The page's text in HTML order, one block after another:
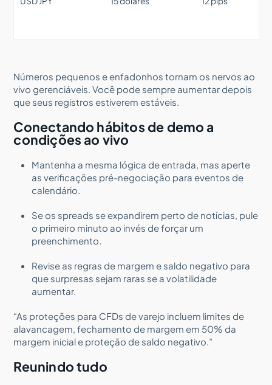
Números pequenos e enfadonhos tornam os nervos ao
vivo gerenciáveis. Você pode sempre aumentar depois
que seus registros estiverem estáveis.
Conectando hábitos de demo a
condições ao vivo
Mantenha a mesma lógica de entrada, mas aperte
as verificações pré-negociação para eventos de
calendário.
Se os spreads se expandirem perto de notícias, pule
o primeiro minuto ao invés de forçar um
preenchimento.
Revise as regras de margem e saldo negativo para
que surpresas sejam raras se a volatilidade
aumentar.
“As proteções para CFDs de varejo incluem limites de
alavancagem, fechamento de margem em 50% da
margem inicial e proteção de saldo negativo.”
Reunindo tudo